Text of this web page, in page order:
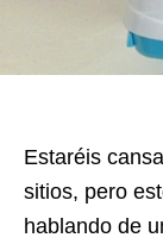
Estaréis
sitios, pero
hablando de